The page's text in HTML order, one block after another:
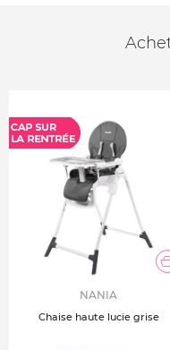
NANIA
Chaise haute lucie grise